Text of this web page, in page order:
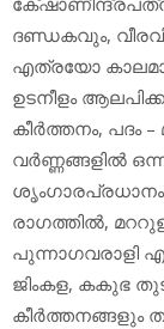
ദണ്ഡകവും,
എത്രയോ
ഉടനീളം
കീര്‍ത്തനം, പദം –
വര്‍ണ്ണങ്ങളില്‍
രാഗത്തില്‍,
പുന്നാഗവരാളി
ജിംകള, കകുഭ
കീര്‍ത്തനങ്ങളും